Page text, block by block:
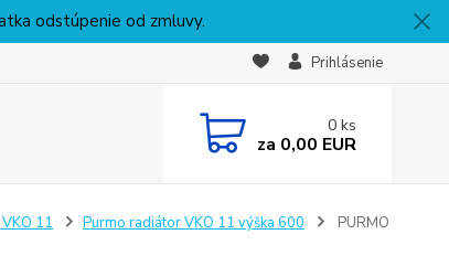
odstúpenie od zmluvy.
Prihlásenie
0 ks
za 0,00 EUR
11 Purmo radiátor VKO 11 výška 600
PURMO